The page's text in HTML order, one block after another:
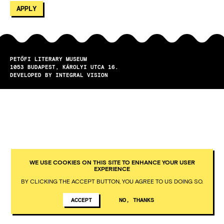
PETŐFI LITERARY MUSEUM
1053
BUDAPEST
KÁROLYI UTCA 16.
DEVELOPED BY INTEGRAL VISION
WE USE COOKIES ON THIS SITE TO ENHANCE YOUR USER
EXPERIENCE
BY CLICKING THE ACCEPT BUTTON, YOU AGREE TO US DOING SO.
ACCEPT NO, THANKS